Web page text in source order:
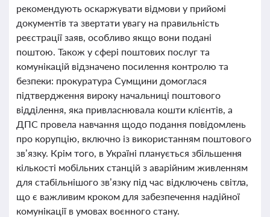
рекомендують оскаржувати відмови у прийомі
документів та звертати увагу на правильність
реєстрації заяв, особливо якщо вони подані
поштою. Також у сфері поштових послуг та
комунікацій відзначено посилення контролю та
безпеки: прокуратура Сумщини домоглася
підтвердження вироку начальниці поштового
відділення, яка привласнювала кошти клієнтів, а
ДПС провела навчання щодо подання повідомлень
про корупцію, включно із використанням поштового
зв’язку. Крім того, в Україні планується збільшення
кількості мобільних станцій з аварійним живленням
для стабільнішого зв’язку під час відключень світла,
що є важливим кроком для забезпечення надійної
комунікації в умовах воєнного стану.